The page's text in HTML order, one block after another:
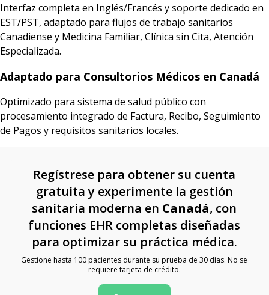
Interfaz completa en Inglés/Francés y soporte dedicado en
EST/PST, adaptado para flujos de trabajo sanitarios
Canadiense y Medicina Familiar, Clínica sin Cita, Atención
Especializada.
Adaptado para Consultorios Médicos en Canadá
Optimizado para sistema de salud público con
procesamiento integrado de Factura, Recibo, Seguimiento
de Pagos y requisitos sanitarios locales.
Regístrese para obtener su cuenta
gratuita y experimente la gestión
sanitaria moderna en Canadá, con
funciones EHR completas diseñadas
para optimizar su práctica médica.
Gestione hasta 100 pacientes durante su prueba de 30 días. No se
requiere tarjeta de crédito.